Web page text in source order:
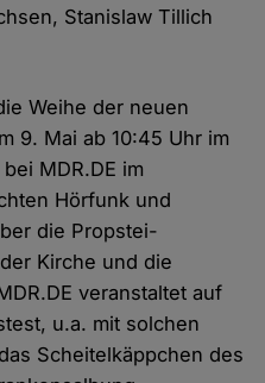
Stanislaw Tillich
Weihe der neuen
9. Mai ab 10:45 Uhr im
MDR.DE im
Hörfunk und
die Propstei-
Kirche und die
veranstaltet auf
u.a. mit solchen
Scheitelkäppchen des